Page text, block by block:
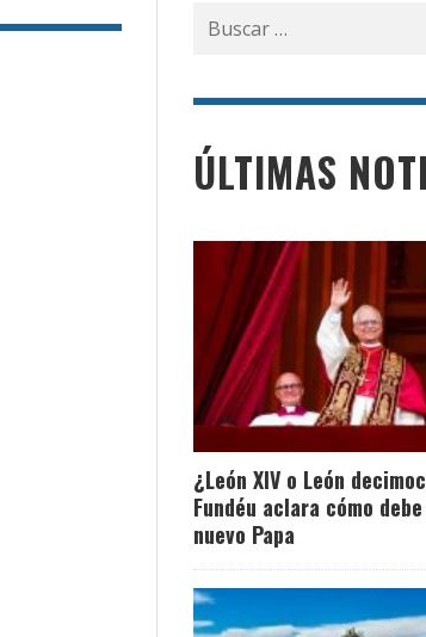
Buscar
por:
ÚLTIMAS
¿León XIV o León
Fundéu aclara cómo
nuevo Papa